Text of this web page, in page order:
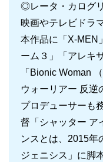
◎レータ・カログ
映画やテレビドラ
本作品に「X-MEN
ーム３」「アレキ
「Bionic Woman
ウォーリアー 反逆
プロデューサーも
督「シャッター ア
ンスとは、2015年
ジェニシス」に脚